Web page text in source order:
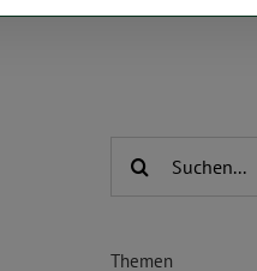
Suche
Themen